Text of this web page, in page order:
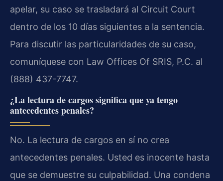
apelar, su caso se trasladará al Circuit Court
dentro de los 10 días siguientes a la sentencia.
Para discutir las particularidades de su caso,
comuníquese con Law Offices Of SRIS, P.C. al
(888) 437-7747.
¿La lectura de cargos significa que ya tengo
antecedentes penales?
No. La lectura de cargos en sí no crea
antecedentes penales. Usted es inocente hasta
que se demuestre su culpabilidad. Una condena